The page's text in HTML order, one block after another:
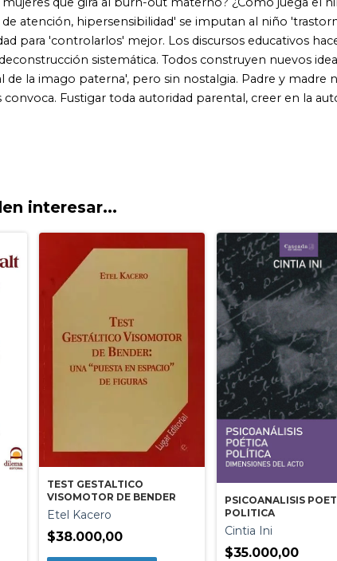
interesar...
TEST GESTALTICO
VISOMOTOR DE BENDER
Etel Kacero
$38.000,00
PSICOANALISIS
POLITICA
Cintia Ini
$35.000,00